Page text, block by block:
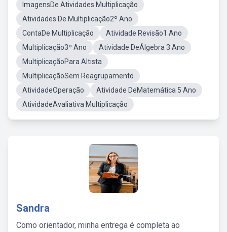
ImagensDe Atividades Multiplicação
Atividades De Multiplicação2º Ano
ContaDe Multiplicação
Atividade Revisão1 Ano
Multiplicação3º Ano
Atividade DeÁlgebra 3 Ano
MultiplicaçãoPara Altista
MultiplicaçãoSem Reagrupamento
AtividadeOperação
Atividade DeMatemática 5 Ano
AtividadeAvaliativa Multiplicação
Sandra
Como orientador, minha entrega é completa ao